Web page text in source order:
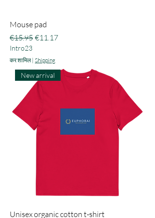
Mouse pad
नियमित मूल्य
€15.95 बिक्री मूल्य
€11.17
Intro23
कर शामिल | Shipping
New arrival
Unisex organic cotton t-shirt